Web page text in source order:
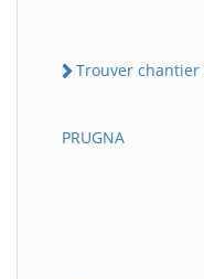
Trouver chantier
PRUGNA